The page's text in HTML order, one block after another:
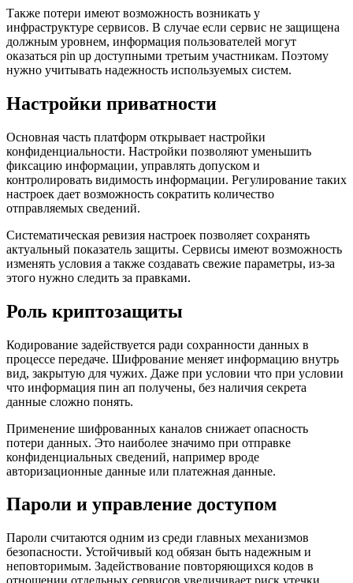
Также потери имеют возможность возникать у
инфраструктуре сервисов. В случае если сервис не защищена
должным уровнем, информация пользователей могут
оказаться pin up доступными третьим участникам. Поэтому
нужно учитывать надежность используемых систем.
Настройки приватности
Основная часть платформ открывает настройки
конфиденциальности. Настройки позволяют уменьшить
фиксацию информации, управлять допуском и
контролировать видимость информации. Регулирование таких
настроек дает возможность сократить количество
отправляемых сведений.
Систематическая ревизия настроек позволяет сохранять
актуальный показатель защиты. Сервисы имеют возможность
изменять условия а также создавать свежие параметры, из-за
этого нужно следить за правками.
Роль криптозащиты
Кодирование задействуется ради сохранности данных в
процессе передаче. Шифрование меняет информацию внутрь
вид, закрытую для чужих. Даже при условии что при условии
что информация пин ап получены, без наличия секрета
данные сложно понять.
Применение шифрованных каналов снижает опасность
потери данных. Это наиболее значимо при отправке
конфиденциальных сведений, например вроде
авторизационные данные или платежная данные.
Пароли и управление доступом
Пароли считаются одним из среди главных механизмов
безопасности. Устойчивый код обязан быть надежным и
неповторимым. Задействование повторяющихся кодов в